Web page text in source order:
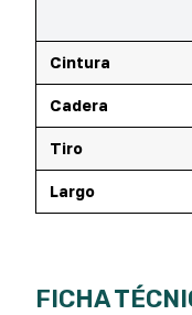
Cintura
Cadera
Tiro
Largo
FICHA